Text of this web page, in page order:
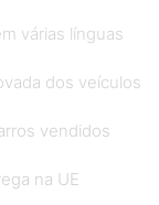
várias línguas
dos veículos
vendidos
na UE